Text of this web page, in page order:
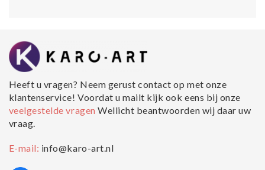
Heeft u vragen? Neem gerust contact op met onze
klantenservice! Voordat u mailt kijk ook eens bij onze
veelgestelde vragenWellicht beantwoorden wij daar uw
vraag.
E-mail: info@karo-art.nl